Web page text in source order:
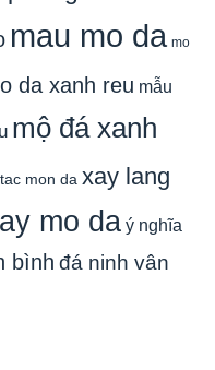
mau mo da mo
da xanh reu mẫu
mộ đá xanh
tac mon da xay lang
mo da ý nghĩa
bình đá ninh vân